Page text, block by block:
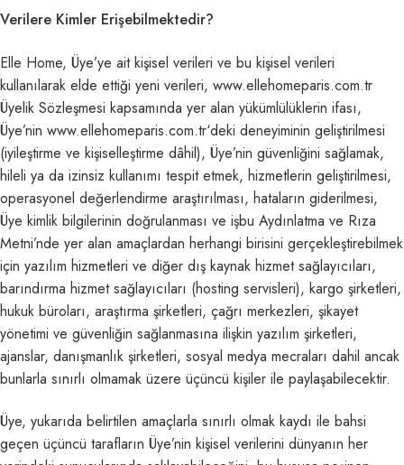
Verilere Kimler Erişebilmektedir?
Elle Home, Üye’ye ait kişisel verileri ve bu kişisel verileri
kullanılarak elde ettiği yeni verileri, www.ellehomeparis.com.tr
Üyelik Sözleşmesi kapsamında yer alan yükümlülüklerin ifası,
Üye’nin www.ellehomeparis.com.tr‘deki deneyiminin geliştirilmesi
(iyileştirme ve kişiselleştirme dâhil), Üye’nin güvenliğini sağlamak,
hileli ya da izinsiz kullanımı tespit etmek, hizmetlerin geliştirilmesi,
operasyonel değerlendirme araştırılması, hataların giderilmesi,
Üye kimlik bilgilerinin doğrulanması ve işbu Aydınlatma ve Rıza
Metni’nde yer alan amaçlardan herhangi birisini gerçekleştirebilmek
için yazılım hizmetleri ve diğer dış kaynak hizmet sağlayıcıları,
barındırma hizmet sağlayıcıları (hosting servisleri), kargo şirketleri,
hukuk büroları, araştırma şirketleri, çağrı merkezleri, şikayet
yönetimi ve güvenliğin sağlanmasına ilişkin yazılım şirketleri,
ajanslar, danışmanlık şirketleri, sosyal medya mecraları dahil ancak
bunlarla sınırlı olmamak üzere üçüncü kişiler ile paylaşabilecektir.
Üye, yukarıda belirtilen amaçlarla sınırlı olmak kaydı ile bahsi
geçen üçüncü tarafların Üye’nin kişisel verilerini dünyanın her